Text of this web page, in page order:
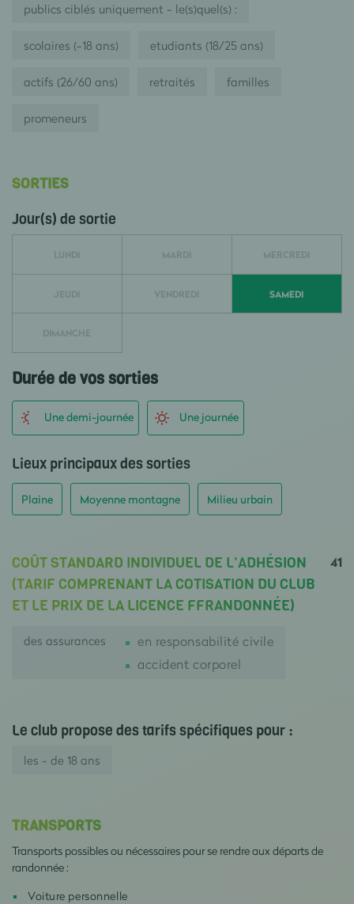
publics ciblés uniquement - le(s)quel(s) :
scolaires (-18 ans) etudiants (18/25 ans)
actifs (26/60 ans) retraités familles
promeneurs
SORTIES
Jour(s) de sortie
LUNDI MARDI MERCREDI
JEUDI VENDREDI SAMEDI
DIMANCHE
Durée de vos sorties
Une demi-journée Une journée
Lieux principaux des sorties
Plaine Moyenne montagne Milieu urbain
COÛT STANDARD INDIVIDUEL DE L'ADHÉSION
(TARIF COMPRENANT LA COTISATION DU CLUB
ET LE PRIX DE LA LICENCE FFRANDONNÉE)
41
des assurances
en responsabilité civile
accident corporel
Le club propose des tarifs spécifiques pour :
les - de 18 ans
TRANSPORTS
Transports possibles ou nécessaires pour se rendre aux départs de
randonnée :
Voiture personnelle